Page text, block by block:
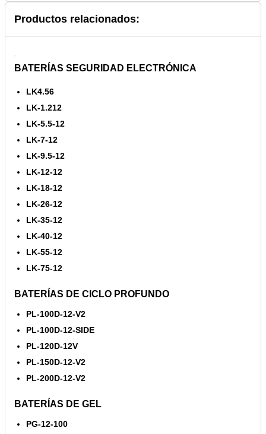
Productos relacionados:
BATERÍAS SEGURIDAD ELECTRÓNICA
LK4.56
LK-1.212
LK-5.5-12
LK-7-12
LK-9.5-12
LK-12-12
LK-18-12
LK-26-12
LK-35-12
LK-40-12
LK-55-12
LK-75-12
BATERÍAS DE CICLO PROFUNDO
PL-100D-12-V2
PL-100D-12-SIDE
PL-120D-12V
PL-150D-12-V2
PL-200D-12-V2
BATERÍAS DE GEL
PG-12-100